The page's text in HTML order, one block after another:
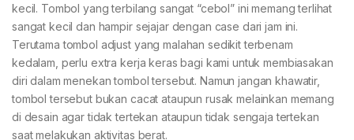
kecil. Tombol yang terbilang sangat “cebol” ini memang terlihat
sangat kecil dan hampir sejajar dengan case dari jam ini.
Terutama tombol adjust yang malahan sedikit terbenam
kedalam, perlu extra kerja keras bagi kami untuk membiasakan
diri dalam menekan tombol tersebut. Namun jangan khawatir,
tombol tersebut bukan cacat ataupun rusak melainkan memang
di desain agar tidak tertekan ataupun tidak sengaja tertekan
saat melakukan aktivitas berat.